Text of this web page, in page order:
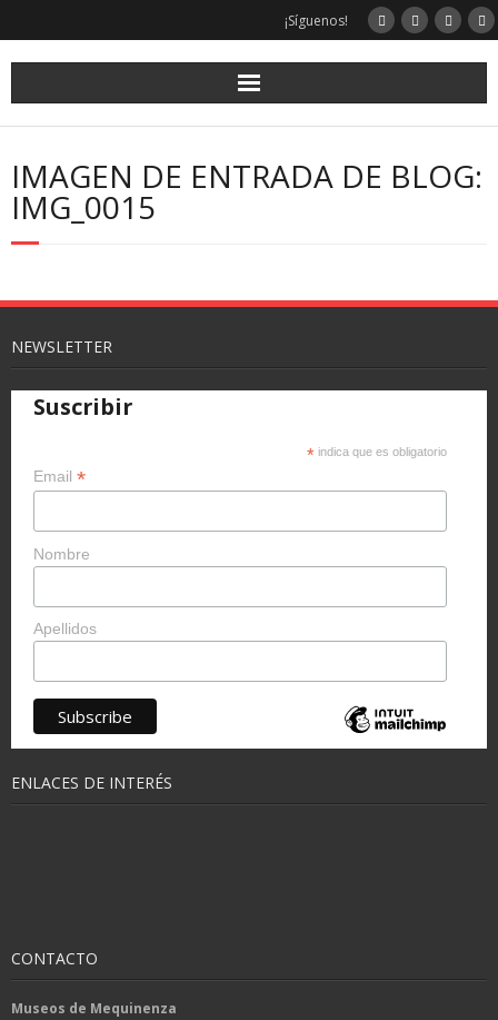
¡Síguenos!
IMAGEN DE ENTRADA DE BLOG:
IMG_0015
NEWSLETTER
Suscribir
* indica que es obligatorio
Email *
Nombre
Apellidos
ENLACES DE INTERÉS
CONTACTO
Museos de Mequinenza